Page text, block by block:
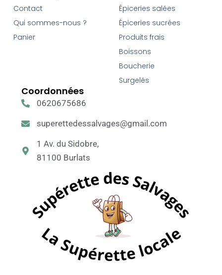
Contact
Qui sommes-nous ?
Panier
Épiceries salées
Épiceries sucrées
Produits frais
Boissons
Boucherie
Surgelés
Coordonnées
0620675686
superettedessalvages@gmail.com
1 Av. du Sidobre,
81100 Burlats